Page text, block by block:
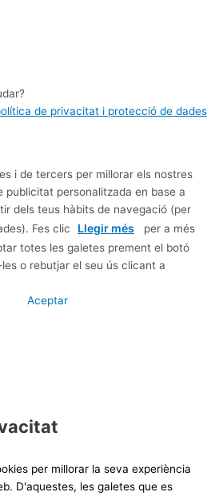
de privacitat i protecció de dades
i de tercers per millorar els nostres
publicitat personalitzada en base a
dels teus hàbits de navegació (per
Fes clic
Llegir més
per a més
totes les galetes prement el botó
o rebutjar el seu ús clicant a
Aceptar
per millorar la seva experiència
D'aquestes, les galetes que es